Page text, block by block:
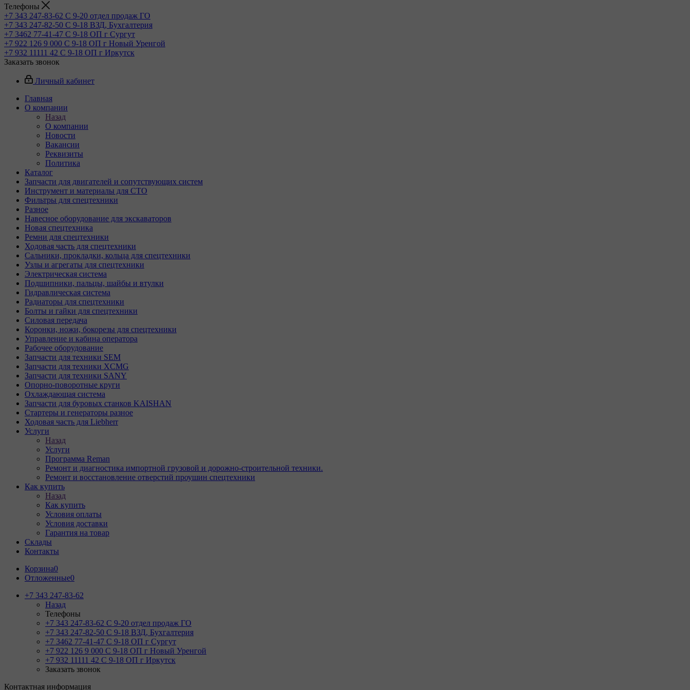
Телефоны
+7 343 247-83-62 С 9-20 отдел продаж ГО
+7 343 247-82-50 С 9-18 ВЗД, Бухгалтерия
+7 3462 77-41-47 С 9-18 ОП г Сургут
+7 922 126 9 000 С 9-18 ОП г Новый Уренгой
+7 932 11111 42 С 9-18 ОП г Иркутск
Заказать звонок
Личный кабинет
Главная
О компании
Назад
О компании
Новости
Вакансии
Реквизиты
Политика
Каталог
Запчасти для двигателей и сопутствующих систем
Инструмент и материалы для СТО
Фильтры для спецтехники
Разное
Навесное оборудование для экскаваторов
Новая спецтехника
Ремни для спецтехники
Ходовая часть для спецтехники
Сальники, прокладки, кольца для спецтехники
Узлы и агрегаты для спецтехники
Электрическая система
Подшипники, пальцы, шайбы и втулки
Гидравлическая система
Радиаторы для спецтехники
Болты и гайки для спецтехники
Силовая передача
Коронки, ножи, бокорезы для спецтехники
Управление и кабина оператора
Рабочее оборудование
Запчасти для техники SEM
Запчасти для техники XCMG
Запчасти для техники SANY
Опорно-поворотные круги
Охлаждающая система
Запчасти для буровых станков KAISHAN
Стартеры и генераторы разное
Ходовая часть для Liebherr
Услуги
Назад
Услуги
Программа Reman
Ремонт и диагностика импортной грузовой и дорожно-строительной техники.
Ремонт и восстановление отверстий проушин спецтехники
Как купить
Назад
Как купить
Условия оплаты
Условия доставки
Гарантия на товар
Склады
Контакты
Корзина0
Отложенные0
+7 343 247-83-62
Назад
Телефоны
+7 343 247-83-62 С 9-20 отдел продаж ГО
+7 343 247-82-50 С 9-18 ВЗД, Бухгалтерия
+7 3462 77-41-47 С 9-18 ОП г Сургут
+7 922 126 9 000 С 9-18 ОП г Новый Уренгой
+7 932 11111 42 С 9-18 ОП г Иркутск
Заказать звонок
Контактная информация